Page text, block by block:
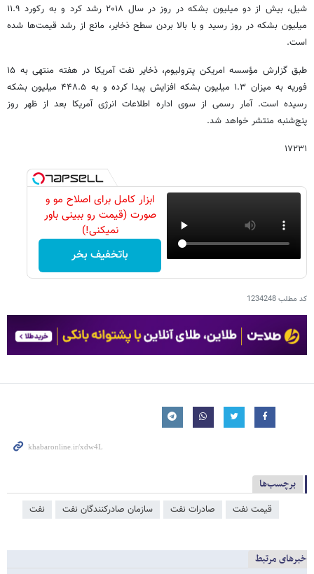
شیل، بیش از دو میلیون بشکه در روز در سال ۲۰۱۸ رشد کرد و به رکورد ۱۱.۹
میلیون بشکه در روز رسید و با بالا بردن سطح ذخایر، مانع از رشد قیمت‌ها شده
است.
طبق گزارش مؤسسه امریکن پترولیوم، ذخایر نفت آمریکا در هفته منتهی به ۱۵
فوریه به میزان ۱.۳ میلیون بشکه افزایش پیدا کرده و به ۴۴۸.۵ میلیون بشکه
رسیده است. آمار رسمی از سوی اداره اطلاعات انرژی آمریکا بعد از ظهر روز
پنج‌شنبه منتشر خواهد شد.
۱۷۲۳۱
ابزار کامل برای اصلاح مو و
صورت (قیمت رو ببینی باور
نمیکنی!)
باتخفیف بخر
کد مطلب1234248
برچسب‌ها
قیمت نفت صادرات نفت سازمان صادرکنندگان نفت نفت
خبرهای مرتبط